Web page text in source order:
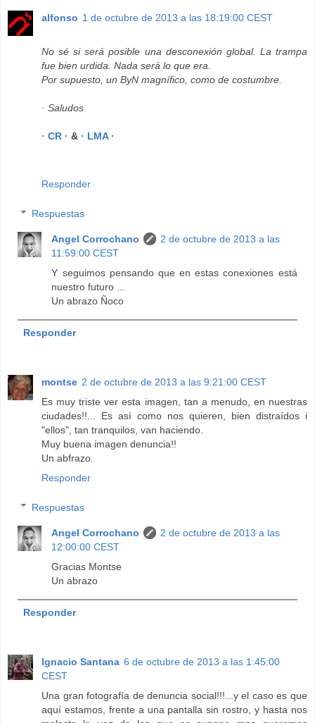
alfonso 1 de octubre de 2013 a las 18:19:00 CEST
No sé si será posible una desconexión global. La trampa
fue bien urdida. Nada será lo que era.
Por supuesto, un ByN magnífico, como de costumbre.
· Saludos
· CR · & · LMA ·
Responder
Respuestas
Angel Corrochano
2 de octubre de 2013 a las
11:59:00 CEST
Y seguimos pensando que en estas conexiones está
nuestro futuro ...
Un abrazo Ñoco
Responder
montse 2 de octubre de 2013 a las 9:21:00 CEST
Es muy triste ver esta imagen, tan a menudo, en nuestras
ciudades!!... Es así como nos quieren, bien distraídos i
"ellos", tan tranquilos, van haciendo.
Muy buena imagen denuncia!!
Un abfrazo.
Responder
Respuestas
Angel Corrochano
2 de octubre de 2013 a las
12:00:00 CEST
Gracias Montse
Un abrazo
Responder
Ignacio Santana 6 de octubre de 2013 a las 1:45:00
CEST
Una gran fotografía de denuncia social!!!...y el caso es que
aquí estamos, frente a una pantalla sin rostro, y hasta nos